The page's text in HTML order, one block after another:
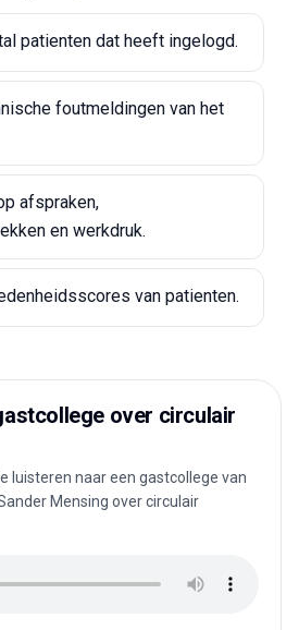
patienten dat heeft ingelogd.
foutmeldingen van het
afspraken,
en werkdruk.
van patienten.
over circulair
luisteren naar een gastcollege van
Mensing over circulair